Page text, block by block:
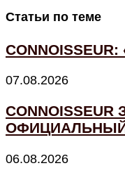
Статьи по теме
07.08.2026
06.08.2026